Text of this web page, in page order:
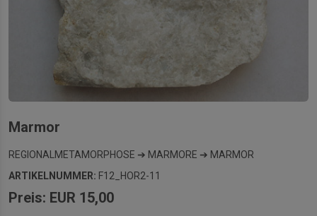
Marmor
REGIONALMETAMORPHOSE ➔ MARMORE ➔ MARMOR
ARTIKELNUMMER: F12_HOR2-11
Preis: EUR 15,00